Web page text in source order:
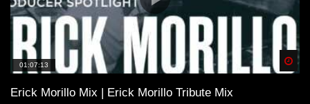
01:07:13
Erick Morillo Mix | Erick Morillo Tribute Mix